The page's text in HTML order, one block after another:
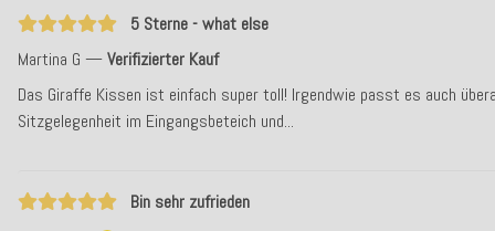
5 Sterne - what else
Martina G
Verifizierter Kauf
Das Giraffe Kissen ist einfach super toll! Irgendwie passt es auch
Sitzgelegenheit im Eingangsbeteich und...
Bin sehr zufrieden